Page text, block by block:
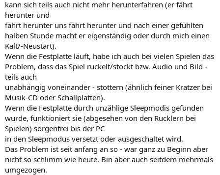
kann sich teils auch nicht mehr herunterfahren (er fährt
herunter und
fährt herunter uns fährt herunter und nach einer gefühlten
halben Stunde macht er eigenständig oder durch mich einen
Kalt/-Neustart).
Wenn die Festplatte läuft, habe ich auch bei vielen Spielen das
Problem, dass das Spiel ruckelt/stockt bzw. Audio und Bild -
teils auch
unabhängig voneinander - stottern (ähnlich feiner Kratzer bei
Musik-CD oder Schallplatten).
Wenn die Festplatte durch unzählige Sleepmodis gefunden
wurde, funktioniert sie (abgesehen von den Rucklern bei
Spielen) sorgenfrei bis der PC
in den Sleepmodus versetzt oder ausgeschaltet wird.
Das Problem ist seit anfang an so - war ganz zu Beginn aber
nicht so schlimm wie heute. Bin aber auch seitdem mehrmals
umgezogen.